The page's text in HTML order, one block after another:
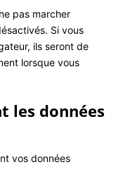
pas marcher
Si vous
ils seront de
lorsque vous
les données
vos données